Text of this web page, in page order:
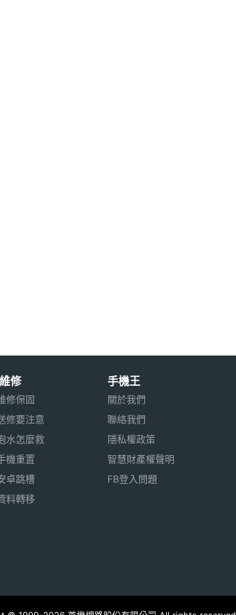
修
修保固
修要注意
水怎麼救
機重置
卓跳槽
料轉移
手機王
關於我們
聯絡我們
隱私權政策
智慧財產權聲明
FB登入問題